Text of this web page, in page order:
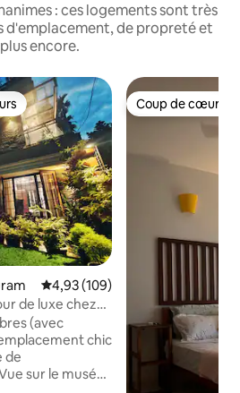
: ces logements sont très
d'emplacement, de propreté et
plus encore.
Évaluation moyenne sur la
4,93 (109)
de luxe chez
(avec
chic
de
sur le musée
Coup de cœur
Coup de cœur